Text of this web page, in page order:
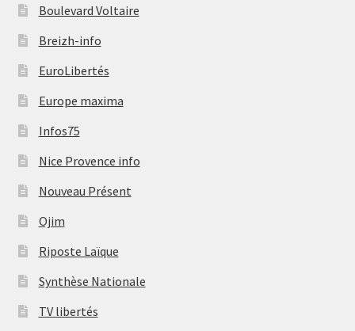
Boulevard Voltaire
Breizh-info
EuroLibertés
Europe maxima
Infos75
Nice Provence info
Nouveau Présent
Ojim
Riposte Laïque
Synthèse Nationale
TV libertés